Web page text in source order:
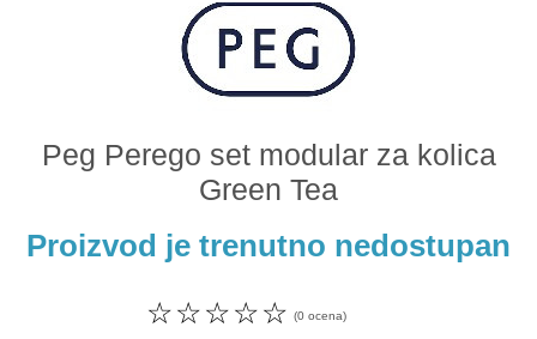
Peg Perego set modular za kolica
Green Tea
Proizvod je trenutno nedostupan
☆
☆
☆
☆
☆ (0 ocena)